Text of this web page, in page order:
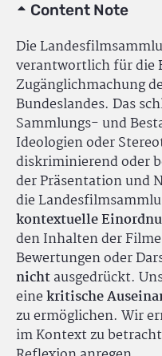
Content Note
Die
verantwortlich für die
Zugänglichmachung
Bundeslandes. Das
Sammlungs- und
Ideologien oder
diskriminierend oder
der Präsentation und
die
kontextuelle
den Inhalten der
Bewertungen oder
nichtausgedrückt.
einekritische
zu ermöglichen. Wir
im Kontext zu